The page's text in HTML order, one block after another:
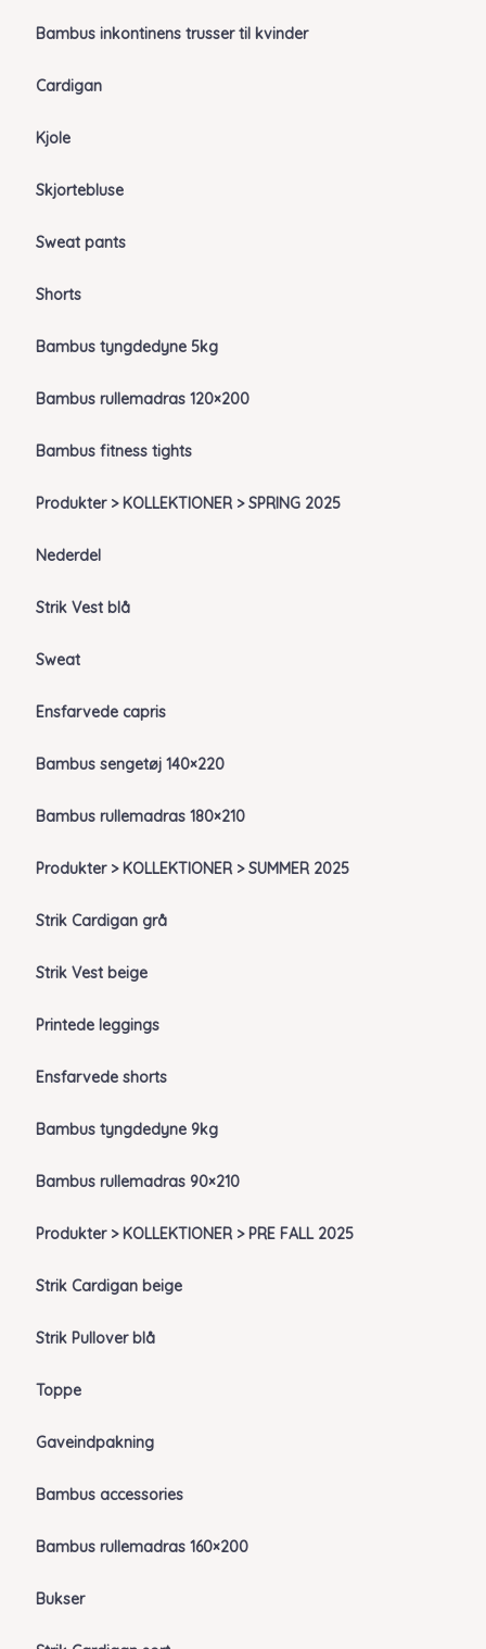
Bambus inkontinens trusser til kvinder
Cardigan
Kjole
Skjortebluse
Sweat pants
Shorts
Bambus tyngdedyne 5kg
Bambus rullemadras 120×200
Bambus fitness tights
Produkter > KOLLEKTIONER > SPRING 2025
Nederdel
Strik Vest blå
Sweat
Ensfarvede capris
Bambus sengetøj 140×220
Bambus rullemadras 180×210
Produkter > KOLLEKTIONER > SUMMER 2025
Strik Cardigan grå
Strik Vest beige
Printede leggings
Ensfarvede shorts
Bambus tyngdedyne 9kg
Bambus rullemadras 90×210
Produkter > KOLLEKTIONER > PRE FALL 2025
Strik Cardigan beige
Strik Pullover blå
Toppe
Gaveindpakning
Bambus accessories
Bambus rullemadras 160×200
Bukser